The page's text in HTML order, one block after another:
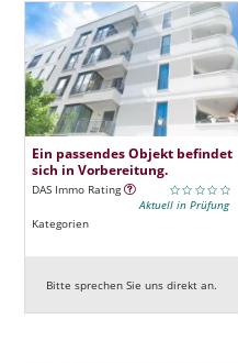
Ein passendes Objekt befindet
sich in Vorbereitung.
DAS Immo Rating
Aktuell in Prüfung
Kategorien
Bitte sprechen Sie uns direkt an.